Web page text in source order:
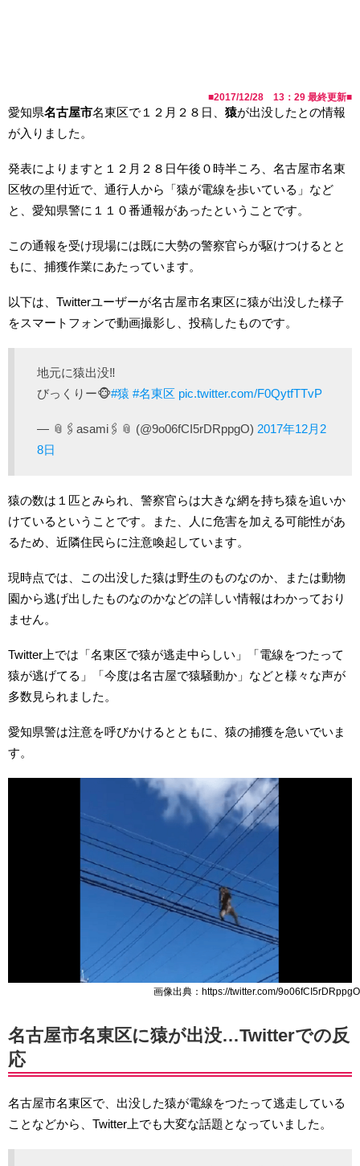
■2017/12/28 13：29 最終更新■
愛知県名古屋市名東区で１２月２８日、 猿が出没したとの情報
が入りました。
発表によりますと１２月２８日午後０時半ころ、名古屋市名東
区牧の里付近で、通行人から「猿が電線を歩いている」など
と、愛知県警に１１０番通報があったということです。
この通報を受け現場には既に大勢の警察官らが駆けつけるとと
もに、捕獲作業にあたっています。
以下は、Twitterユーザーが名古屋市名東区に猿が出没した様子
をスマートフォンで動画撮影し、投稿したものです。
地元に猿出没‼︎
びっくりー🐵#猿 #名東区 pic.twitter.com/F0QytfTTvP
— 📎🖇asami🖇📎 (@9o06fCI5rDRppgO) 2017年12月2
8日
猿の数は１匹とみられ、警察官らは大きな網を持ち猿を追いか
けているということです。また、人に危害を加える可能性があ
るため、近隣住民らに注意喚起しています。
現時点では、この出没した猿は野生のものなのか、または動物
園から逃げ出したものなのかなどの詳しい情報はわかっており
ません。
Twitter上では「名東区で猿が逃走中らしい」「電線をつたって
猿が逃げてる」「今度は名古屋で猿騒動か」などと様々な声が
多数見られました。
愛知県警は注意を呼びかけるとともに、猿の捕獲を急いでいま
す。
画像出典：https://twitter.com/9o06fCI5rDRppgO
名古屋市名東区に猿が出没…Twitterでの反
応
名古屋市名東区で、出没した猿が電線をつたって逃走している
ことなどから、Twitter上でも大変な話題となっていました。